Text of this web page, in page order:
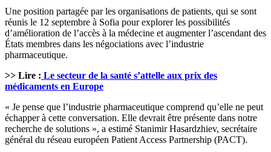
Une position partagée par les organisations de patients, qui se sont
réunis le 12 septembre à Sofia pour explorer les possibilités
d’amélioration de l’accès à la médecine et augmenter l’ascendant des
États membres dans les négociations avec l’industrie
pharmaceutique.
>> Lire : Le secteur de la santé s’attelle aux prix des
médicaments en Europe
« Je pense que l’industrie pharmaceutique comprend qu’elle ne peut
échapper à cette conversation. Elle devrait être présente dans notre
recherche de solutions », a estimé Stanimir Hasardzhiev, secrétaire
général du réseau européen Patient Access Partnership (PACT).